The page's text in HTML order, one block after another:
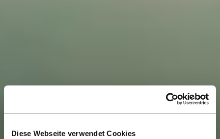
Diese Webseite verwendet Cookies